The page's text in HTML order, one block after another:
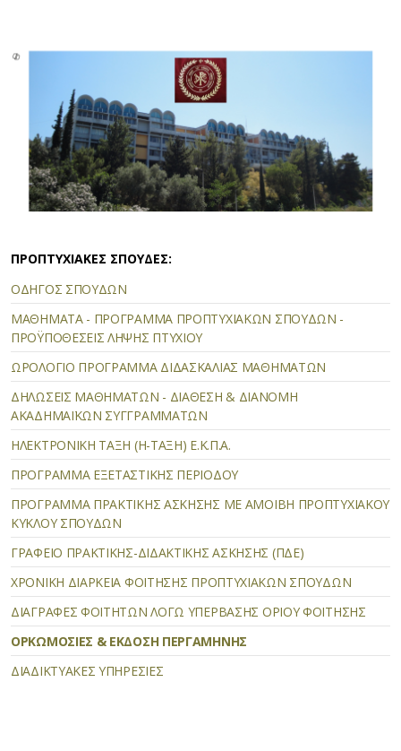
ΠΡΟΠΤΥΧΙΑΚΕΣ ΣΠΟΥΔΕΣ:
ΟΔΗΓΟΣ ΣΠΟΥΔΩΝ
ΜΑΘΗΜΑΤΑ - ΠΡΟΓΡΑΜΜΑ ΠΡΟΠΤΥΧΙΑΚΩΝ ΣΠΟΥΔΩΝ -
ΠΡΟΫΠΟΘΕΣΕΙΣ ΛΗΨΗΣ ΠΤΥΧΙΟΥ
ΩΡΟΛΟΓΙΟ ΠΡΟΓΡΑΜΜΑ ΔΙΔΑΣΚΑΛΙΑΣ ΜΑΘΗΜΑΤΩΝ
ΔΗΛΩΣΕΙΣ ΜΑΘΗΜΑΤΩΝ - ΔΙΑΘΕΣΗ & ΔΙΑΝΟΜΗ
ΑΚΑΔΗΜΑΪΚΩΝ ΣΥΓΓΡΑΜΜΑΤΩΝ
ΗΛΕΚΤΡΟΝΙΚΗ ΤΑΞΗ (Η-ΤΑΞΗ) Ε.Κ.Π.Α.
ΠΡΟΓΡΑΜΜΑ ΕΞΕΤΑΣΤΙΚΗΣ ΠΕΡΙΟΔΟΥ
ΠΡΟΓΡΑΜΜΑ ΠΡΑΚΤΙΚΗΣ ΑΣΚΗΣΗΣ ΜΕ ΑΜΟΙΒΗ ΠΡΟΠΤΥΧΙΑΚΟΥ
ΚΥΚΛΟΥ ΣΠΟΥΔΩΝ
ΓΡΑΦΕΙΟ ΠΡΑΚΤΙΚΗΣ-ΔΙΔΑΚΤΙΚΗΣ ΑΣΚΗΣΗΣ (ΠΔΕ)
ΧΡΟΝΙΚΗ ΔΙΑΡΚΕΙΑ ΦΟΙΤΗΣΗΣ ΠΡΟΠΤΥΧΙΑΚΩΝ ΣΠΟΥΔΩΝ
ΔΙΑΓΡΑΦΕΣ ΦΟΙΤΗΤΩΝ ΛΟΓΩ ΥΠΕΡΒΑΣΗΣ ΟΡΙΟΥ ΦΟΙΤΗΣΗΣ
ΟΡΚΩΜΟΣΙΕΣ & ΕΚΔΟΣΗ ΠΕΡΓΑΜΗΝΗΣ
ΔΙΑΔΙΚΤΥΑΚΕΣ ΥΠΗΡΕΣΙΕΣ